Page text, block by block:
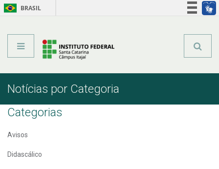
BRASIL
Notícias por Categoria
Categorias
Avisos
Didascálico